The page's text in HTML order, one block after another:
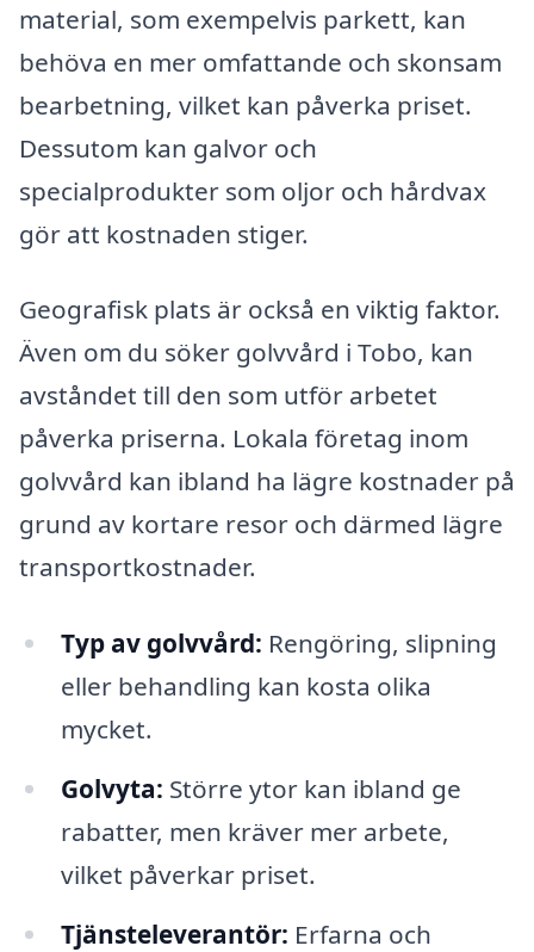
material, som exempelvis parkett, kan
behöva en mer omfattande och skonsam
bearbetning, vilket kan påverka priset.
Dessutom kan galvor och
specialprodukter som oljor och hårdvax
gör att kostnaden stiger.
Geografisk plats är också en viktig faktor.
Även om du söker golvvård i Tobo, kan
avståndet till den som utför arbetet
påverka priserna. Lokala företag inom
golvvård kan ibland ha lägre kostnader på
grund av kortare resor och därmed lägre
transportkostnader.
Typ av golvvård: Rengöring, slipning
eller behandling kan kosta olika
mycket.
Golvyta: Större ytor kan ibland ge
rabatter, men kräver mer arbete,
vilket påverkar priset.
Tjänsteleverantör: Erfarna och